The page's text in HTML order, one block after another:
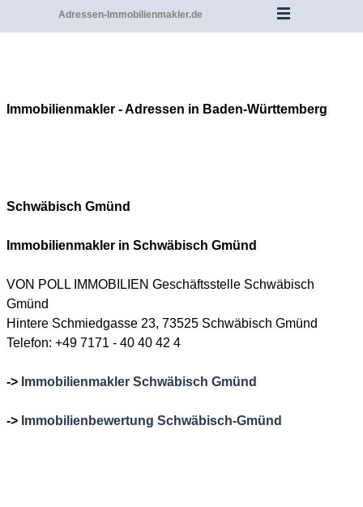
Adressen-Immobilienmakler.de
Immobilienmakler - Adressen in Baden-Württemberg
Schwäbisch Gmünd
Immobilienmakler in Schwäbisch Gmünd
VON POLL IMMOBILIEN Geschäftsstelle Schwäbisch
Gmünd
Hintere Schmiedgasse 23, 73525 Schwäbisch Gmünd
Telefon: +49 7171 - 40 40 42 4
-> Immobilienmakler Schwäbisch Gmünd
-> Immobilienbewertung Schwäbisch-Gmünd